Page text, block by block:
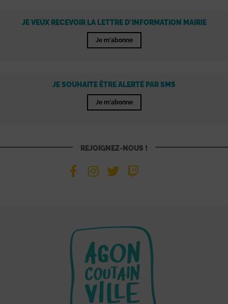
JE VEUX RECEVOIR LA LETTRE D'INFORMATION MAIRIE
Je m'abonne
JE SOUHAITE ÊTRE ALERTÉ PAR SMS
Je m'abonne
REJOIGNEZ-NOUS !